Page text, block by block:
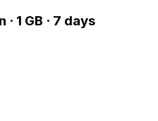
· 1 GB · 7 days